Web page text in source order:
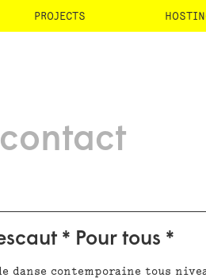
PROJECTS
contact
* Pour tous *
danse contemporaine tous